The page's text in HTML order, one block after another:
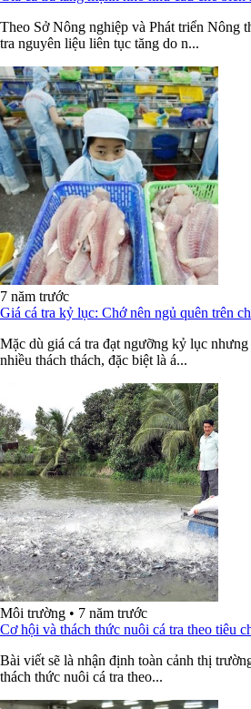
Theo Sở Nông nghiệp và Phát triển Nông
tra nguyên liệu liên tục tăng do n...
7 năm trước
Giá cá tra kỷ lục: Chớ nên ngủ quên trên
Mặc dù giá cá tra đạt ngưỡng kỷ lục
nhiều thách thách, đặc biệt là á...
Môi trường • 7 năm trước
Cơ hội và thách thức nuôi cá tra theo tiêu
Bài viết sẽ là nhận định toàn cảnh thị
thách thức nuôi cá tra theo...